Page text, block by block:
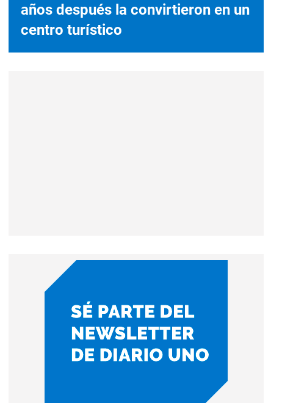
años después la convirtieron en un
centro turístico